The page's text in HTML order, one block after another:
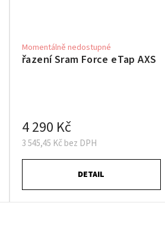
řazení Sram Force eTap AXS
Momentálně nedostupné
3 545,45 Kč bez DPH
4 290 Kč
DETAIL